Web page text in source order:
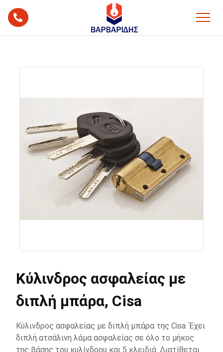
Κύλινδρος ασφαλείας με
διπλή μπάρα, Cisa
Κύλινδρος ασφαλείας με διπλή μπάρα της Cisa. Έχει
διπλή ατσάλινη λάμα ασφαλείας σε όλο το μήκος
της βάσης του κυλίνδρου και 5 κλειδιά. Διατίθεται